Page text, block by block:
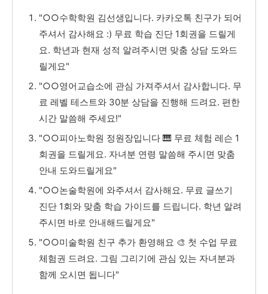
"○○수학학원 김선생입니다. 카카오톡 친구가 되어
주셔서 감사해요 :) 무료 학습 진단 1회권을 드릴게
요. 학년과 현재 성적 알려주시면 맞춤 상담 도와드
릴게요"
"○○영어교습소에 관심 가져주셔서 감사합니다. 무
료 레벨 테스트와 30분 상담을 진행해 드려요. 편한
시간 말씀해 주세요!"
"○○피아노학원 정원장입니다 🎹 무료 체험 레슨 1
회권을 드릴게요. 자녀분 연령 말씀해 주시면 맞춤
안내 도와드릴게요"
"○○논술학원에 와주셔서 감사해요. 무료 글쓰기
진단 1회와 맞춤 학습 가이드를 드립니다. 학년 알려
주시면 바로 안내해드릴게요"
"○○미술학원 친구 추가 환영해요 🎨 첫 수업 무료
체험권 드려요. 그림 그리기에 관심 있는 자녀분과
함께 오시면 됩니다"